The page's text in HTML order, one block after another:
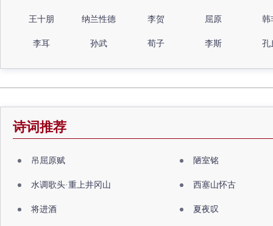
王十朋 纳兰性德 李贺 屈原 韩
李耳 孙武 荀子 李斯 孔
诗词推荐
吊屈原赋 陋室铭
水调歌头·重上井冈山 西塞山怀古
将进酒 夏夜叹